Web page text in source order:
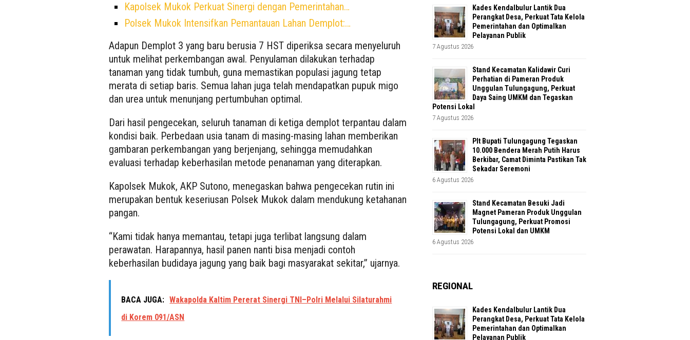
Kapolsek Mukok Perkuat Sinergi dengan Pemerintahan…
Polsek Mukok Intensifkan Pemantauan Lahan Demplot:…
Adapun Demplot 3 yang baru berusia 7 HST diperiksa secara menyeluruh
untuk melihat perkembangan awal. Penyulaman dilakukan terhadap
tanaman yang tidak tumbuh, guna memastikan populasi jagung tetap
merata di setiap baris. Semua lahan juga telah mendapatkan pupuk migo
dan urea untuk menunjang pertumbuhan optimal.
Dari hasil pengecekan, seluruh tanaman di ketiga demplot terpantau dalam
kondisi baik. Perbedaan usia tanam di masing-masing lahan memberikan
gambaran perkembangan yang berjenjang, sehingga memudahkan
evaluasi terhadap keberhasilan metode penanaman yang diterapkan.
Kapolsek Mukok, AKP Sutono, menegaskan bahwa pengecekan rutin ini
merupakan bentuk keseriusan Polsek Mukok dalam mendukung ketahanan
pangan.
“Kami tidak hanya memantau, tetapi juga terlibat langsung dalam
perawatan. Harapannya, hasil panen nanti bisa menjadi contoh
keberhasilan budidaya jagung yang baik bagi masyarakat sekitar,” ujarnya.
BACA JUGA: Wakapolda Kaltim Pererat Sinergi TNI–Polri Melalui Silaturahmi
di Korem 091/ASN
Kades Kendalbulur Lantik Dua
Perangkat Desa, Perkuat Tata Kelola
Pemerintahan dan Optimalkan
Pelayanan Publik
7 Agustus 2026
Stand Kecamatan Kalidawir Curi
Perhatian di Pameran Produk
Unggulan Tulungagung, Perkuat
Daya Saing UMKM dan Tegaskan
Potensi Lokal
7 Agustus 2026
Plt Bupati Tulungagung Tegaskan
10.000 Bendera Merah Putih Harus
Berkibar, Camat Diminta Pastikan Tak
Sekadar Seremoni
6 Agustus 2026
Stand Kecamatan Besuki Jadi
Magnet Pameran Produk Unggulan
Tulungagung, Perkuat Promosi
Potensi Lokal dan UMKM
6 Agustus 2026
REGIONAL
Kades Kendalbulur Lantik Dua
Perangkat Desa, Perkuat Tata Kelola
Pemerintahan dan Optimalkan
Pelayanan Publik